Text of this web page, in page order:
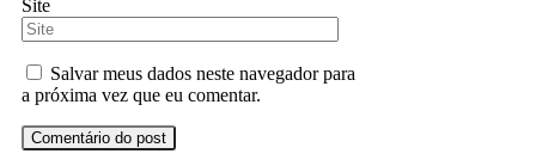
Site
Salvar meus dados neste navegador para
a próxima vez que eu comentar.